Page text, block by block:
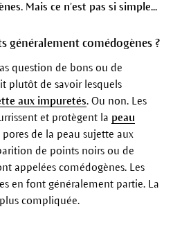
Mais ce n’est pas si simple...
généralement comédogènes ?
question de bons ou de
plutôt de savoir lesquels
aux impuretés. Ou non. Les
et protègent la peau
de la peau sujette aux
de points noirs ou de
appelées comédogènes. Les
en font généralement partie. La
compliquée.